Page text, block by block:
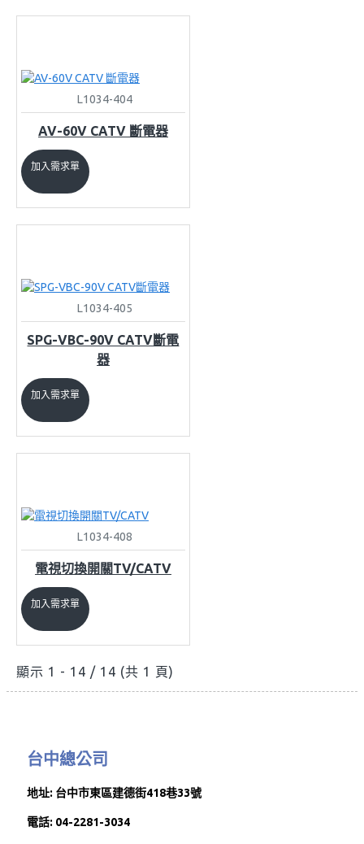
L1034-404
AV-60V CATV 斷電器
加入需求單
L1034-405
SPG-VBC-90V CATV斷電
器
加入需求單
L1034-408
電視切換開關TV/CATV
加入需求單
顯示 1 - 14 / 14 (共 1 頁)
台中總公司
地址: 台中市東區建德街418巷33號
電話: 04-2281-3034